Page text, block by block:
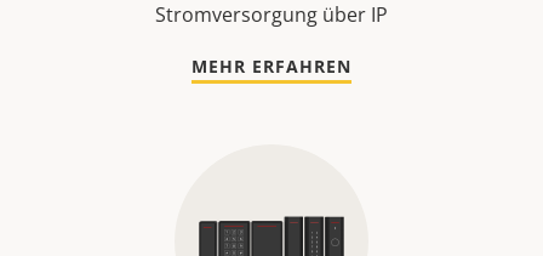
Stromversorgung über IP
MEHR ERFAHREN